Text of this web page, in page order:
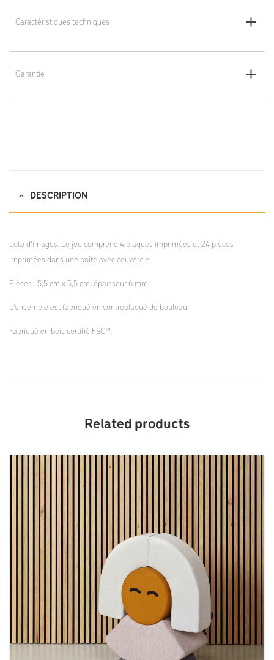
Caractéristiques techniques
Dimensions : 19 x 15 x 6.5 cm
Poids : 1 kg
Garantie
2 ans
DESCRIPTION
Loto d’images. Le jeu comprend 4 plaques imprimées et 24 pièces
imprimées dans une boîte avec couvercle.
Pièces : 5,5 cm x 5,5 cm, épaisseur 6 mm.
L’ensemble est fabriqué en contreplaqué de bouleau.
Fabriqué en bois certifié FSC™.
Related products